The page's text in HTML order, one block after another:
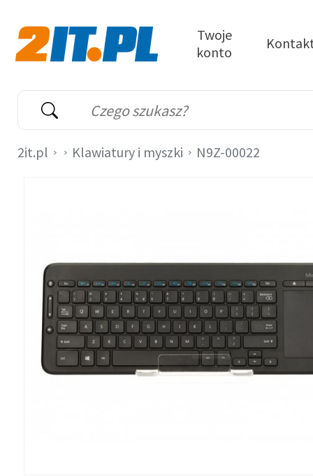
Wyszukiwarka
Słowo kluczowe
Twoje
konto
2it.pl Klawiatury i myszki N9Z-00022